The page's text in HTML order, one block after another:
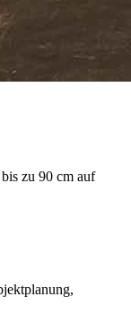
zu 90 cm auf